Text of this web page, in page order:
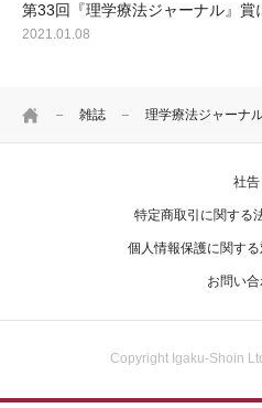
HOME 雑誌 理学療法ジャーナ
第33回『理学療法ジャーナル』賞
2021.01.08
社告
特定商取引に関する
個人情報保護に関す
お問い
Copyright Igaku-Shoin